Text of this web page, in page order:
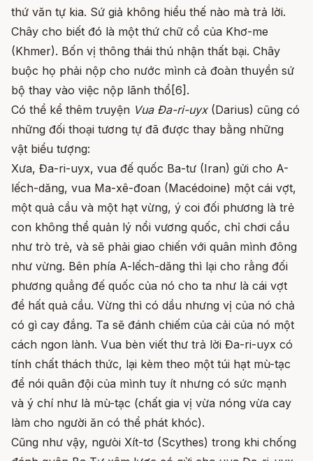
thứ văn tự kia. Sứ giả không hiểu thế nào mà trả lời.
Chây cho biết đó là một thứ chữ cổ của Khơ-me
(Khmer). Bốn vị thông thái thú nhận thất bại. Chây
buộc họ phải nộp cho nước mình cả đoàn thuyền sứ
bộ thay vào việc nộp lãnh thổ[6].
Có thể kể thêm truyện Vua Đa-ri-uyx(Darius) cũng có
những đối thoại tương tự đã được thay bằng những
vật biểu tượng:
Xưa, Đa-ri-uyx, vua đế quốc Ba-tư (Iran) gửi cho A-
lếch-dăng, vua Ma-xê-đoan (Macédoine) một cái vợt,
một quả cầu và một hạt vừng, ý coi đối phương là trẻ
con không thể quản lý nổi vương quốc, chỉ chơi cầu
như trò trẻ, và sẽ phải giao chiến với quân mình đông
như vừng. Bên phía A-lếch-dăng thì lại cho rằng đối
phương quẳng đế quốc của nó cho ta như là cái vợt
để hất quả cầu. Vừng thì có dầu nhưng vị của nó chả
có gì cay đắng. Ta sẽ đánh chiếm của cải của nó một
cách ngon lành. Vua bèn viết thư trả lời Đa-ri-uyx có
tính chất thách thức, lại kèm theo một túi hạt mù-tạc
để nói quân đội của mình tuy ít nhưng có sức mạnh
và ý chí như là mù-tạc (chất gia vị vừa nóng vừa cay
làm cho người ăn có thể phát khóc).
Cũng như vậy, ngưòi Xít-tơ (Scythes) trong khi chống